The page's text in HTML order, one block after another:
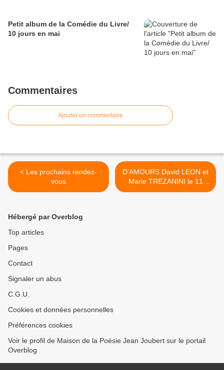
Petit album de la Comédie du Livre/
10 jours en mai
Commentaires
Ajouter un commentaire
< Les prochains rendez-
vous
D'AMOURS David LEON et
Marie TREZANINI le 11
octobre >
Hébergé par Overblog
Top articles
Pages
Contact
Signaler un abus
C.G.U.
Cookies et données personnelles
Préférences cookies
Voir le profil de Maison de la Poésie Jean Joubert sur le portail
Overblog